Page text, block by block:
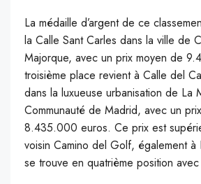
La médaille d’argent de ce
la Calle Sant Carles dans la ville de
Majorque, avec un prix moyen de
troisième place revient à Calle del
dans la luxueuse urbanisation de La
Communauté de Madrid, avec un
8.435.000 euros. Ce prix est
voisin Camino del Golf, également à
se trouve en quatrième position